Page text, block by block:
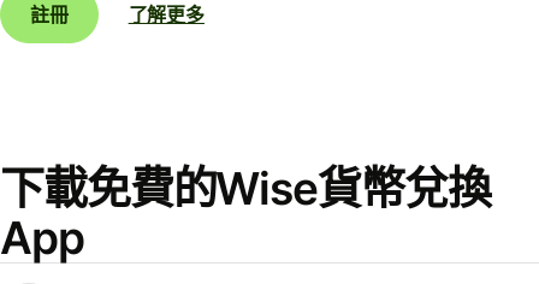
註冊
了解更多
下載免費的Wise貨幣兌換
App